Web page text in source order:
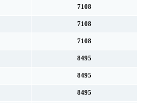
7108
7108
7108
8495
8495
8495